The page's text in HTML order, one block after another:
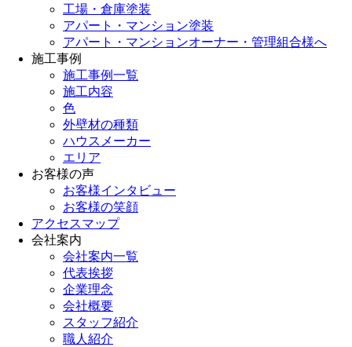
工場・倉庫塗装
アパート・マンション塗装
アパート・マンションオーナー・管理組合様へ
施工事例
施工事例一覧
施工内容
色
外壁材の種類
ハウスメーカー
エリア
お客様の声
お客様インタビュー
お客様の笑顔
アクセスマップ
会社案内
会社案内一覧
代表挨拶
企業理念
会社概要
スタッフ紹介
職人紹介